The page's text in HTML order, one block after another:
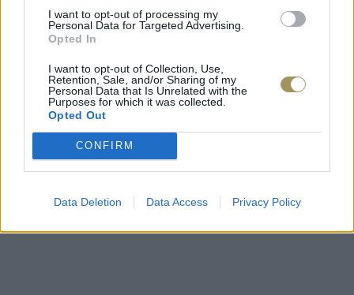
I want to opt-out of processing my
Personal Data for Targeted Advertising.
Opted In
I want to opt-out of Collection, Use,
Retention, Sale, and/or Sharing of my
Personal Data that Is Unrelated with the
Purposes for which it was collected.
Opted Out
CONFIRM
Data Deletion Data Access Privacy Policy